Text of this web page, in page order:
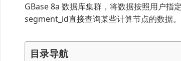
GBase 8a 数据库集群，将数据按照用户指
segment_id直接查询某些计算节点的数据。
目录导航